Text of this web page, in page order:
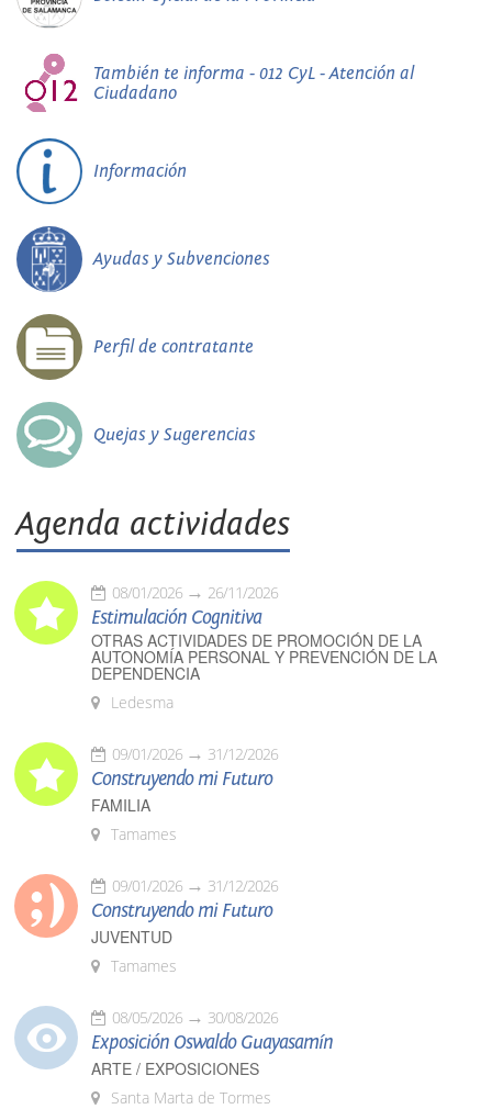
También te informa - 012 CyL - Atención al
Ciudadano
Información
Ayudas y Subvenciones
Perfil de contratante
Quejas y Sugerencias
Agenda actividades
08/01/2026 26/11/2026
Estimulación Cognitiva
OTRAS ACTIVIDADES DE PROMOCIÓN DE LA
AUTONOMÍA PERSONAL Y PREVENCIÓN DE LA
DEPENDENCIA
Ledesma
09/01/2026 31/12/2026
Construyendo mi Futuro
FAMILIA
Tamames
09/01/2026 31/12/2026
Construyendo mi Futuro
JUVENTUD
Tamames
08/05/2026 30/08/2026
Exposición Oswaldo Guayasamín
ARTE / EXPOSICIONES
Santa Marta de Tormes